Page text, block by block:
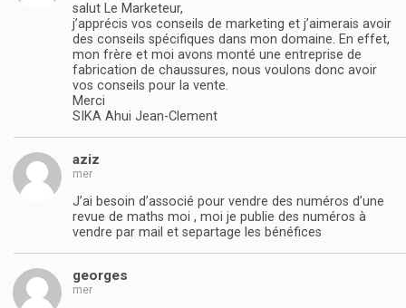
salut Le Marketeur,
j’apprécis vos conseils de marketing et j’aimerais avoir
des conseils spécifiques dans mon domaine. En effet,
mon frère et moi avons monté une entreprise de
fabrication de chaussures, nous voulons donc avoir
vos conseils pour la vente.
Merci
SIKA Ahui Jean-Clement
aziz
mer
J’ai besoin d’associé pour vendre des numéros d’une
revue de maths moi , moi je publie des numéros à
vendre par mail et separtage les bénéfices
georges
mer